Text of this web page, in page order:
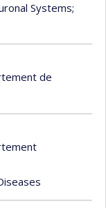
Systems;
de